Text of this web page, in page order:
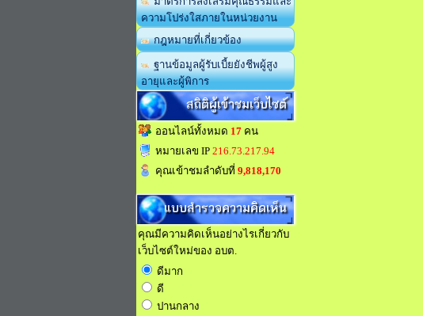
ความโปร่งใสภายในหน่วยงาน
กฎหมายที่เกี่ยวข้อง
ฐานข้อมูลผู้รับเบี้ยยังชีพผู้สูง
อายุและผู้พิการ
สถิติผู้เข้าชมเว็บไซต์
ออนไลน์ทั้งหมด 17 คน
หมายเลข IP 216.73.217.94
คุณเข้าชมลำดับที่ 9,818,170
แบบสำรวจความคิดเห็น
คุณมีความคิดเห็นอย่างไรเกี่ยวกับ
เว็บไซต์ใหม่ของ อบต.
ดีมาก
ดี
ปานกลาง